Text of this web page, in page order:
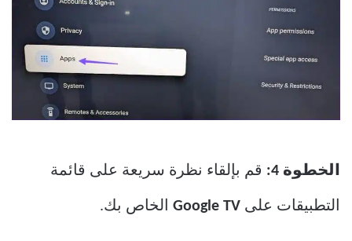
الخطوة 4: قم بإلقاء نظرة سريعة على قائمة
التطبيقات على الخاص بك.